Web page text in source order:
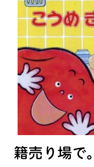
籍売り場で。